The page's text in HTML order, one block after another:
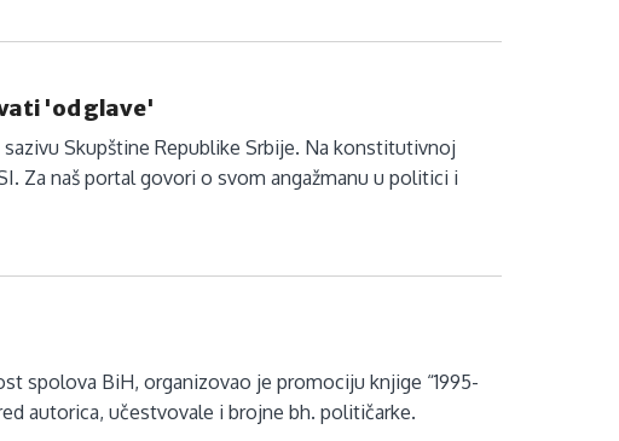
'od glave'
Skupštine Republike Srbije. Na konstitutivnoj
Za naš portal govori o svom angažmanu u politici i
spolova BiH, organizovao je promociju knjige “1995-
autorica, učestvovale i brojne bh. političarke.